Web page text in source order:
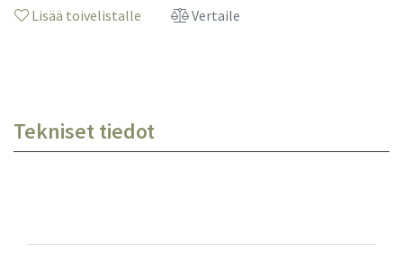
Lisää toivelistalle Vertaile
Tekniset tiedot